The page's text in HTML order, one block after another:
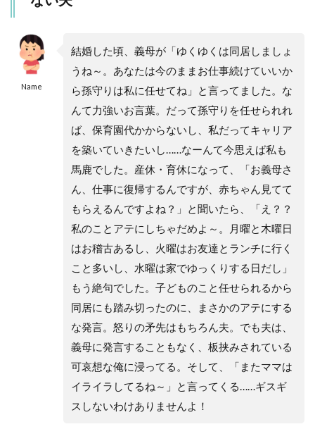
Name
結婚した頃、義母が「ゆくゆくは同居しましょ
うね～。あなたは今のままお仕事続けていいか
ら孫守りは私に任せてね」と言ってました。な
んて力強いお言葉。だって孫守りを任せられれ
ば、保育園代かからないし、私だってキャリア
を築いていきたいし……なーんて今思えば私も
馬鹿でした。産休・育休になって、「お義母さ
ん、仕事に復帰するんですが、赤ちゃん見てて
もらえるんですよね？」と聞いたら、「え？？
私のことアテにしちゃだめよ～。月曜と木曜日
はお稽古あるし、火曜はお友達とランチに行く
こと多いし、水曜は家でゆっくりする日だし」
もう絶句でした。子どものこと任せられるから
同居にも踏み切ったのに、まさかのアテにする
な発言。怒りの矛先はもちろん夫。でも夫は、
義母に発言することもなく、板挟みされている
可哀想な俺に浸ってる。そして、「またママは
イライラしてるね～」と言ってくる……ギスギ
スしないわけありませんよ！